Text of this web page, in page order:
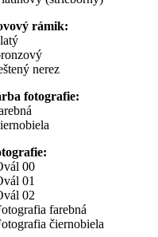
rámik:
nerez
fotografie:
00
01
02
farebná
čiernobiela